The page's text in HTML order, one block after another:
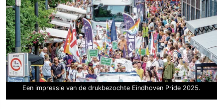
Een impressie van de drukbezochte Eindhoven Pride 2025.